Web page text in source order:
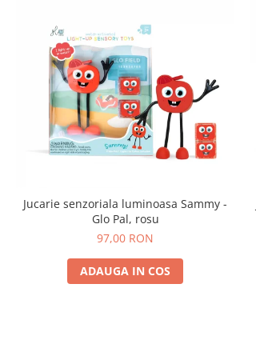
Jucarie senzoriala luminoasa Sammy -
Glo Pal, rosu
97,00 RON
ADAUGA IN COS